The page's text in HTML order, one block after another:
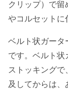
クリップ）で
やコルセットに
ベルト状ガータ
です。ベルト状
ストッキングで
及してからは、